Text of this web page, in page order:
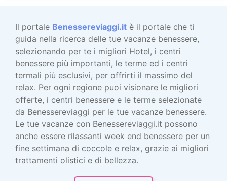
Il portale Benessereviaggi.it è il portale che ti
guida nella ricerca delle tue vacanze benessere,
selezionando per te i migliori Hotel, i centri
benessere più importanti, le terme ed i centri
termali più esclusivi, per offrirti il massimo del
relax. Per ogni regione puoi visionare le migliori
offerte, i centri benessere e le terme selezionate
da Benessereviaggi per le tue vacanze benessere.
Le tue vacanze con Benessereviaggi.it possono
anche essere rilassanti week end benessere per un
fine settimana di coccole e relax, grazie ai migliori
trattamenti olistici e di bellezza.